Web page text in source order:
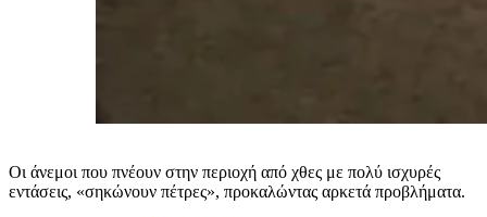
Οι άνεμοι που πνέουν στην περιοχή από χθες με πολύ ισχυρές
εντάσεις, «σηκώνουν πέτρες», προκαλώντας αρκετά προβλήματα.